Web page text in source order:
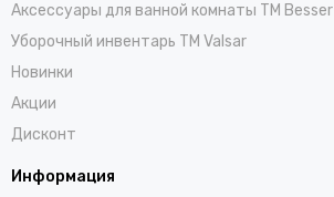
Аксессуары для ванной комнаты TM Besser
Уборочный инвентарь TM Valsar
Новинки
Акции
Дисконт
Информация